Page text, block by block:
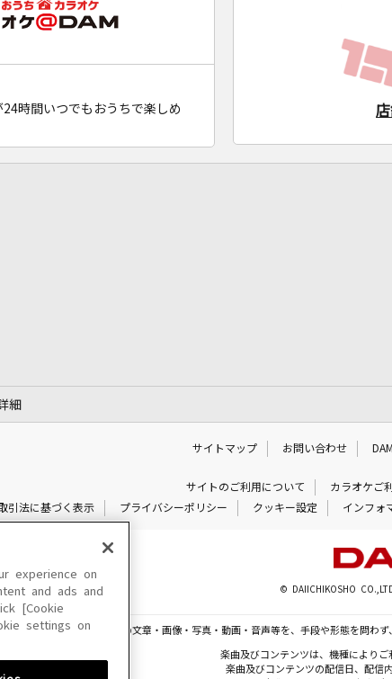
時間いつでもおうちで楽しめ
細
サイトマップ お問い合わせ DAM
サイトのご利用について カラオケご
引法に基づく表示
プライバシーポリシー クッキー設定 インフォ
© DAIICHIKOSHO
イトに掲載されている一切の文章・画像・写真・動画・音声等を、手段や形態を問わ
楽曲及びコンテンツは、機種によりご
楽曲及びコンテンツの配信日、配信
experience on
and ads and
[Cookie
settings on